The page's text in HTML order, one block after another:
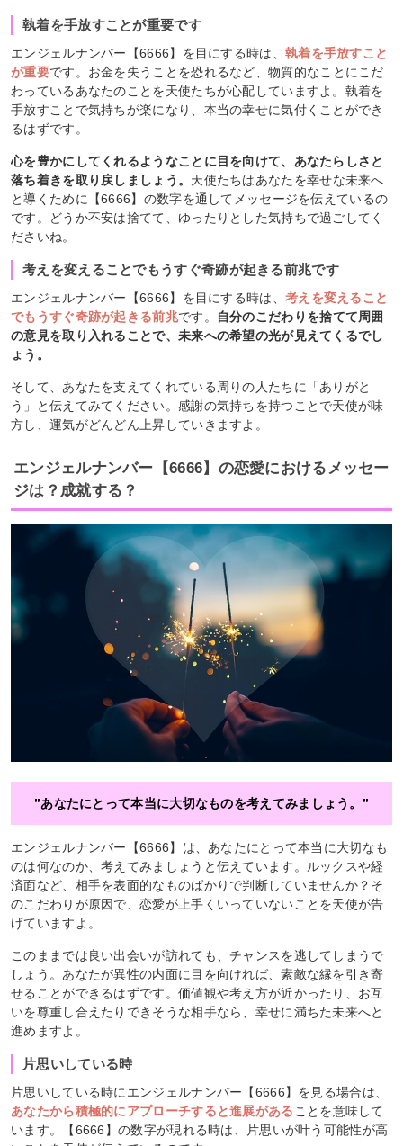
執着を手放すことが重要です
エンジェルナンバー【6666】を目にする時は、 執着を手放すこと
が重要です。お金を失うことを恐れるなど、物質的なことにこだ
わっているあなたのことを天使たちが心配していますよ。執着を
手放すことで気持ちが楽になり、本当の幸せに気付くことができ
るはずです。
心を豊かにしてくれるようなことに目を向けて、あなたらしさと
落ち着きを取り戻しましょう。 天使たちはあなたを幸せな未来へ
と導くために【6666】の数字を通してメッセージを伝えているの
です。どうか不安は捨てて、ゆったりとした気持ちで過ごしてく
ださいね。
考えを変えることでもうすぐ奇跡が起きる前兆です
エンジェルナンバー【6666】を目にする時は、 考えを変えること
でもうすぐ奇跡が起きる前兆です。
自分のこだわりを捨てて周囲
の意見を取り入れることで、未来への希望の光が見えてくるでし
ょう。
そして、あなたを支えてくれている周りの人たちに「ありがと
う」と伝えてみてください。感謝の気持ちを持つことで天使が味
方し、運気がどんどん上昇していきますよ。
エンジェルナンバー【6666】の恋愛におけるメッセー
ジは？成就する？
”あなたにとって本当に大切なものを考えてみましょう。”
エンジェルナンバー【6666】は、あなたにとって本当に大切なも
のは何なのか、考えてみましょうと伝えています。ルックスや経
済面など、相手を表面的なものばかりで判断していませんか？そ
のこだわりが原因で、恋愛が上手くいっていないことを天使が告
げていますよ。
このままでは良い出会いが訪れても、チャンスを逃してしまうで
しょう。あなたが異性の内面に目を向ければ、素敵な縁を引き寄
せることができるはずです。価値観や考え方が近かったり、お互
いを尊重し合えたりできそうな相手なら、幸せに満ちた未来へと
進めますよ。
片思いしている時
片思いしている時にエンジェルナンバー【6666】を見る場合は、
あなたから積極的にアプローチすると進展がある ことを意味して
います。【6666】の数字が現れる時は、片思いが叶う可能性が高